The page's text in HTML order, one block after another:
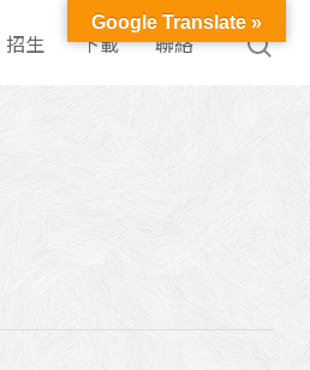
招生 下載 聯絡
Google Translate »